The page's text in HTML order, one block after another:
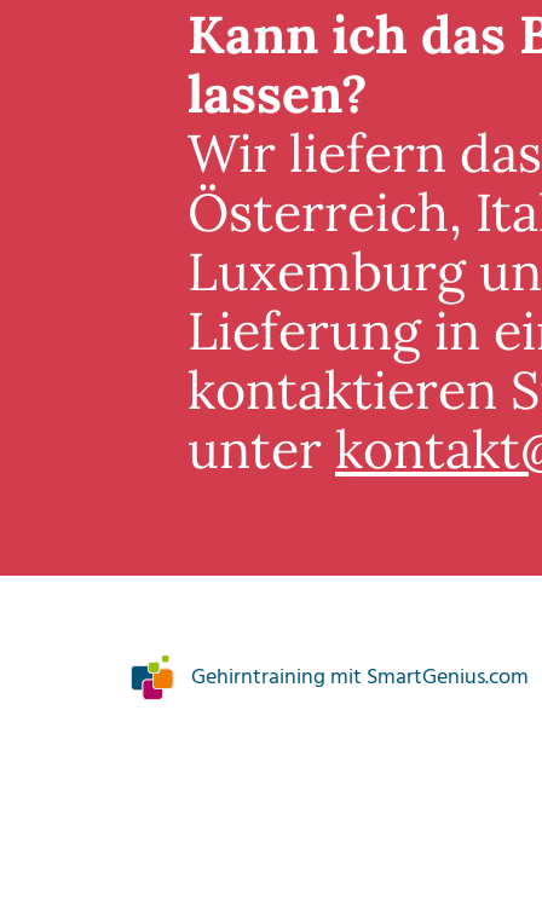
Kann ich das
lassen?
Wir liefern
Österreich,
Luxemburg
Lieferung in
kontaktieren
unter
Gehirntraining mit SmartGenius.com